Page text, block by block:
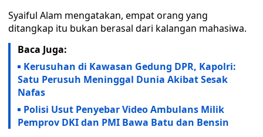
Syaiful Alam mengatakan, empat orang yang
ditangkap itu bukan berasal dari kalangan mahasiwa.
Baca Juga:
Kerusuhan di Kawasan Gedung DPR, Kapolri:
Satu Perusuh Meninggal Dunia Akibat Sesak
Nafas
Polisi Usut Penyebar Video Ambulans Milik
Pemprov DKI dan PMI Bawa Batu dan Bensin